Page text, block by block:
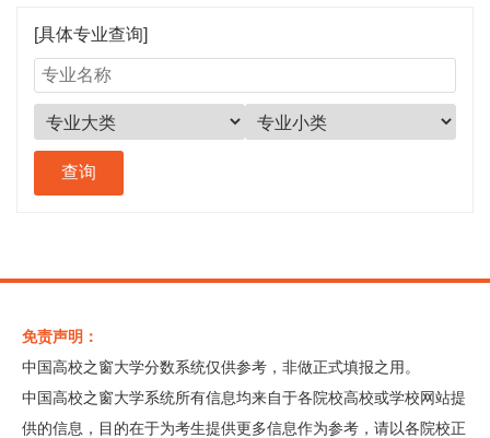
[具体专业查询]
免责声明：
中国高校之窗大学分数系统仅供参考，非做正式填报之用。
中国高校之窗大学系统所有信息均来自于各院校高校或学校网站提
供的信息，目的在于为考生提供更多信息作为参考，请以各院校正